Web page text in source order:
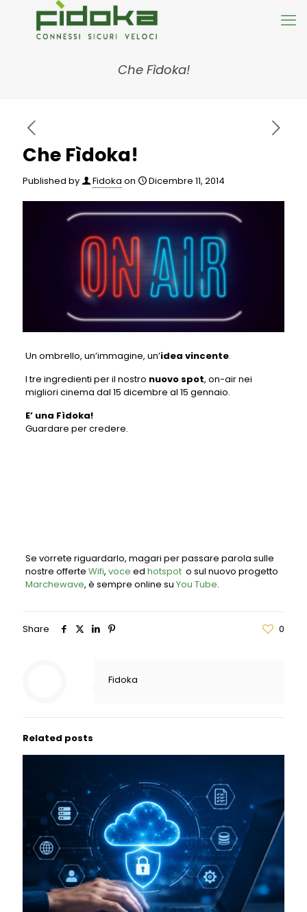
Che Fìdoka!
Che Fìdoka!
Published by Fidoka on Dicembre 11, 2014
Un ombrello, un’immagine, un’idea vincente.
I tre ingredienti per il nostro nuovo spot, on-air nei
migliori cinema dal 15 dicembre al 15 gennaio.
E’ una Fìdoka!
Guardare per credere.
Se vorrete riguardarlo, magari per passare parola sulle
nostre offerte Wifi, voce ed hotspot o sul nuovo progetto
Marchewave, è sempre online su You Tube.
Share 0
Fidoka
Related posts